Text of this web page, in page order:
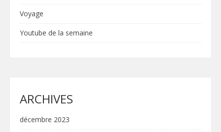
Voyage
Youtube de la semaine
ARCHIVES
décembre 2023